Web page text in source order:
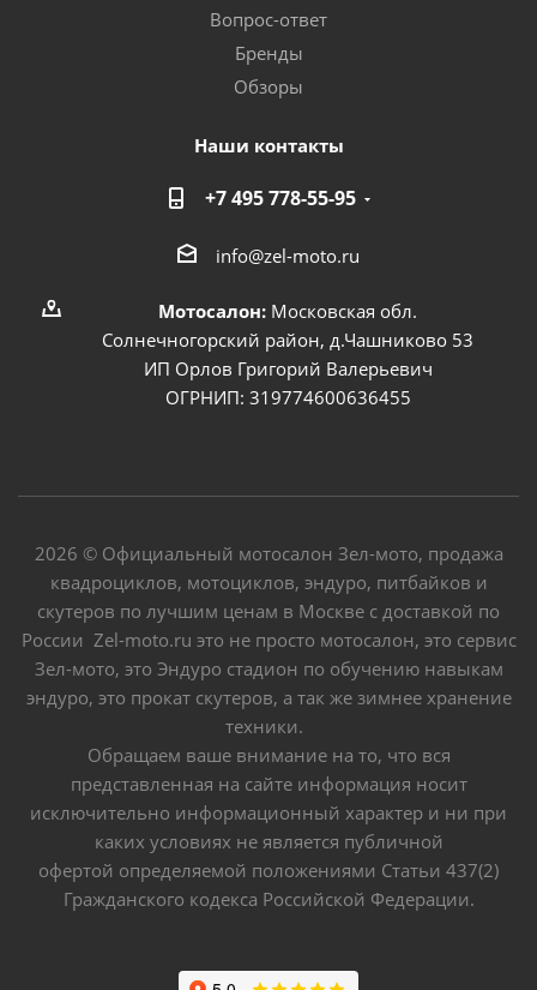
Вопрос-ответ
Бренды
Обзоры
Наши контакты
+7 495 778-55-95
info@zel-moto.ru
Мотосалон: Московская обл.
Солнечногорский район, д.Чашниково 53
ИП Орлов Григорий Валерьевич
ОГРНИП: 319774600636455
2026 © Официальный мотосалон Зел-мото, продажа
квадроциклов, мотоциклов, эндуро, питбайков и
скутеров по лучшим ценам в Москве с доставкой по
России Zel-moto.ru это не просто мотосалон, это сервис
Зел-мото, это Эндуро стадион по обучению навыкам
эндуро, это прокат скутеров, а так же зимнее хранение
техники.
Обращаем ваше внимание на то, что вся
представленная на сайте информация носит
исключительно информационный характер и ни при
каких условиях не является публичной
офертой определяемой положениями Статьи 437(2)
Гражданского кодекса Российской Федерации.